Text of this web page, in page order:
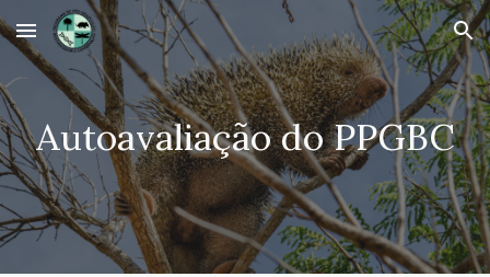
Skip to main content Skip to navigation
Autoavaliação do PPGBC